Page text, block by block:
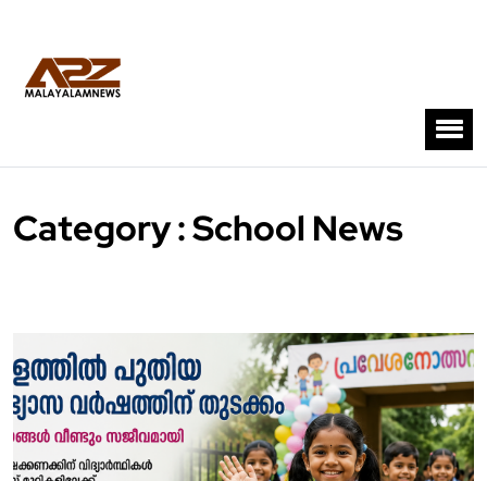
Category : School News